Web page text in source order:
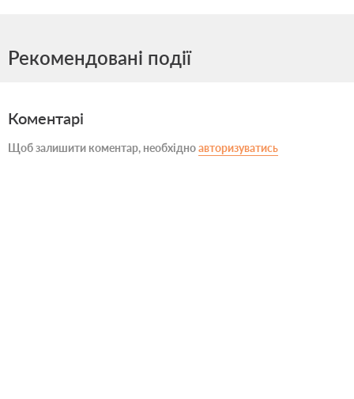
Рекомендовані події
Коментарі
Щоб залишити коментар, необхідноавторизуватись